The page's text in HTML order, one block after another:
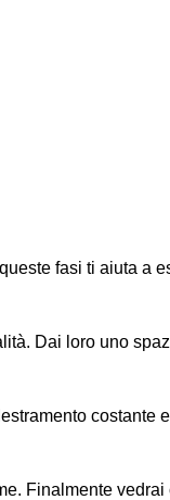
fasi ti aiuta a
Dai loro uno
costante
Finalmente